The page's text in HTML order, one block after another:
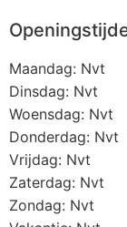
Maandag: Nvt
Dinsdag: Nvt
Woensdag: Nvt
Donderdag: Nvt
Vrijdag: Nvt
Zaterdag: Nvt
Zondag: Nvt